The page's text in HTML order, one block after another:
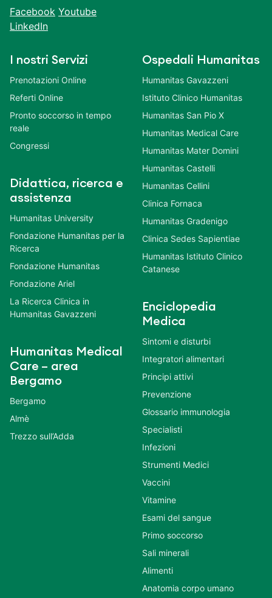
Facebook Youtube
LinkedIn
I nostri Servizi
Prenotazioni Online
Referti Online
Pronto soccorso in tempo
reale
Congressi
Didattica, ricerca e
assistenza
Humanitas University
Fondazione Humanitas per la
Ricerca
Fondazione Humanitas
Fondazione Ariel
La Ricerca Clinica in
Humanitas Gavazzeni
Humanitas Medical
Care – area
Bergamo
Bergamo
Almè
Trezzo sull’Adda
Ospedali Humanitas
Humanitas Gavazzeni
Istituto Clinico Humanitas
Humanitas San Pio X
Humanitas Medical Care
Humanitas Mater Domini
Humanitas Castelli
Humanitas Cellini
Clinica Fornaca
Humanitas Gradenigo
Clinica Sedes Sapientiae
Humanitas Istituto Clinico
Catanese
Enciclopedia
Medica
Sintomi e disturbi
Integratori alimentari
Principi attivi
Prevenzione
Glossario immunologia
Specialisti
Infezioni
Strumenti Medici
Vaccini
Vitamine
Esami del sangue
Primo soccorso
Sali minerali
Alimenti
Anatomia corpo umano